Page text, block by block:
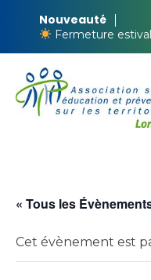
Nouveauté
Fermeture
« Tous les
Cet évènement est